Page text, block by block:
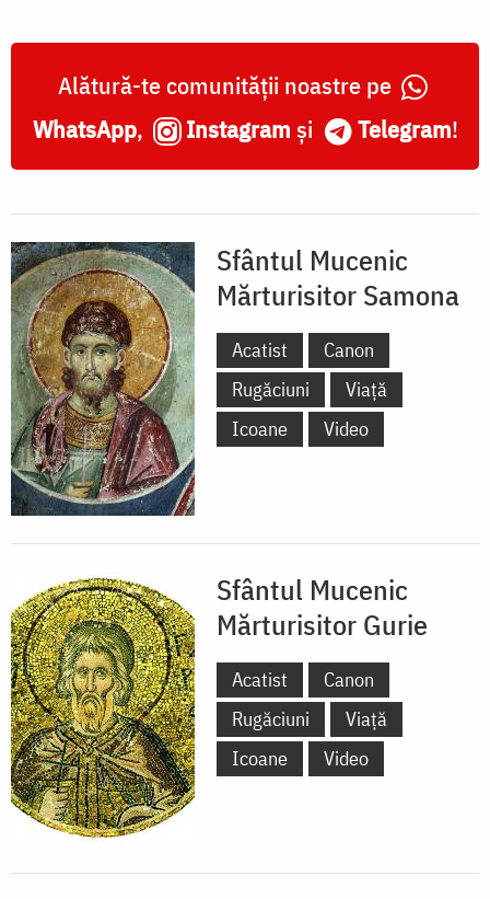
Alătură-te comunității noastre pe
WhatsApp, Instagram și Telegram!
Sfântul Mucenic
Mărturisitor Samona
Acatist
Canon
Rugăciuni
Viață
Icoane
Video
Sfântul Mucenic
Mărturisitor Gurie
Acatist
Canon
Rugăciuni
Viață
Icoane
Video